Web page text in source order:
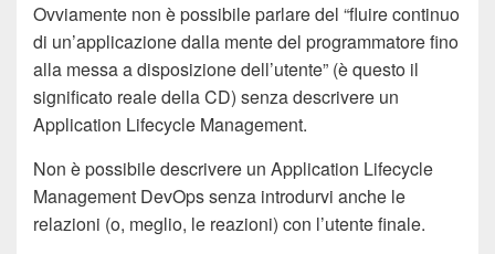
Ovviamente non è possibile parlare del “fluire continuo
di un’applicazione dalla mente del programmatore fino
alla messa a disposizione dell’utente” (è questo il
significato reale della CD) senza descrivere un
Application Lifecycle Management.
Non è possibile descrivere un Application Lifecycle
Management DevOps senza introdurvi anche le
relazioni (o, meglio, le reazioni) con l’utente finale.